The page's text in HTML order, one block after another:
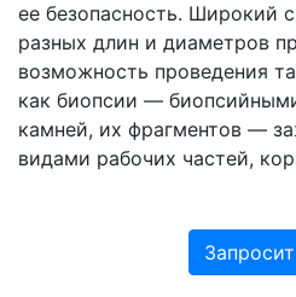
ее безопасность. Широкий
разных длин и диаметров
возможность проведения
как биопсии —
камней, их фрагментов —
видами рабочих частей,